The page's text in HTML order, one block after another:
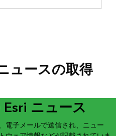
ュースの取得
ニュース
電子メールで送信され、ニュー